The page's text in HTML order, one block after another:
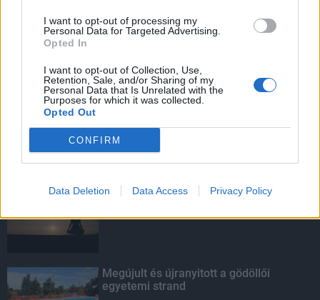
I want to opt-out of processing my
Personal Data for Targeted Advertising.
Opted In
I want to opt-out of Collection, Use,
Retention, Sale, and/or Sharing of my
Personal Data that Is Unrelated with the
Purposes for which it was collected.
Opted Out
CONFIRM
Data Deletion Data Access Privacy Policy
HIRDETÉS
LEGOLVASOTTABB
Tizenöt hegedűkészítő-mester mutatja
be munkáját Budán
Amire többmillióan vártunk: szombattól
Megújult és újranyitott a gödöllői
egyetemi strand